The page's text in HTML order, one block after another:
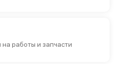
на работы и запчасти